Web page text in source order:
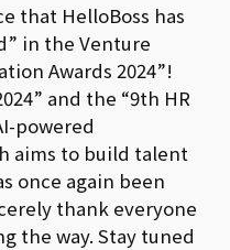
that HelloBoss has
in the Venture
Awards 2024”!
and the “9th HR
powered
aims to build talent
once again been
thank everyone
the way. Stay tuned